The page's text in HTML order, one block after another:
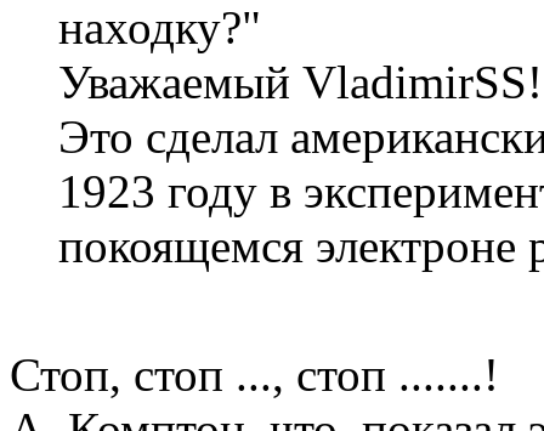
находку?"
Уважаемый VladimirSS!
Это сделал
1923 году в
покоящемся электроне
Стоп, стоп ..., стоп .......!